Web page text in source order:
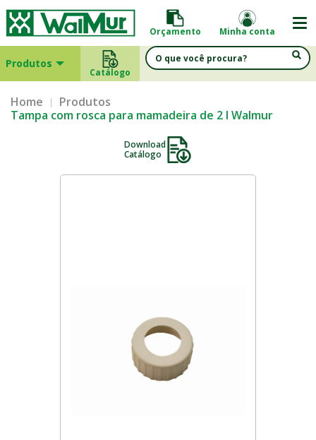
Orçamento Minha conta
Produtos
Catálogo
Home
Produtos
Tampa com rosca para mamadeira de 2 l Walmur
Download
Catálogo